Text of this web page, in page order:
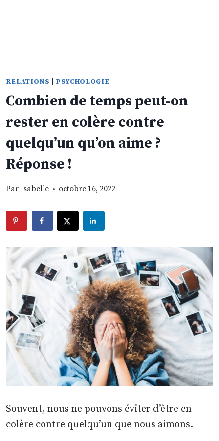
RELATIONS PSYCHOLOGIE
Combien de temps peut-on
rester en colère contre
quelqu’un qu’on aime ?
Réponse !
Par Isabelle octobre 16, 2022
Souvent, nous ne pouvons éviter d’être en
colère contre quelqu’un que nous aimons.